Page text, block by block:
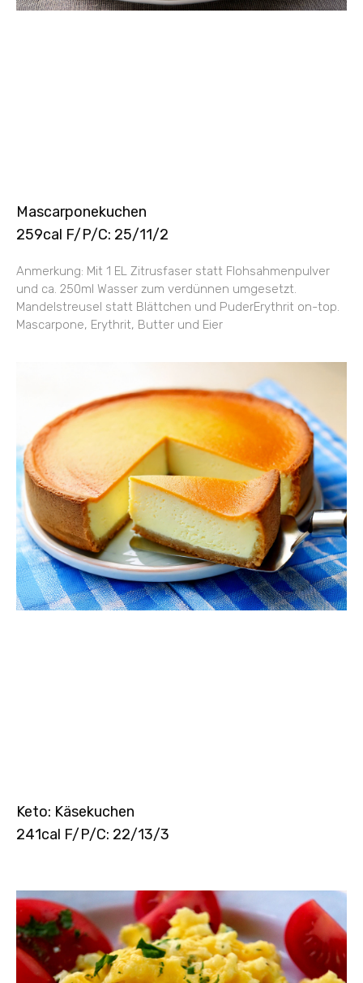
Mascarponekuchen
259cal F/P/C: 25/11/2
Anmerkung: Mit 1 EL Zitrusfaser statt Flohsahmenpulver
und ca. 250ml Wasser zum verdünnen umgesetzt.
Mandelstreusel statt Blättchen und PuderErythrit on-top.
Mascarpone, Erythrit, Butter und Eier
Keto: Käsekuchen
241cal F/P/C: 22/13/3